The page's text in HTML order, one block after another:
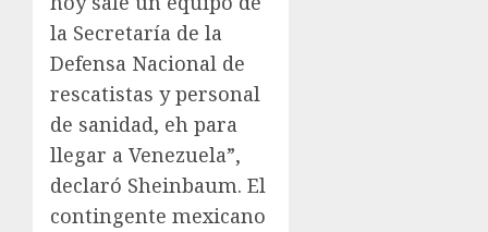
la Secretaría de la
Defensa Nacional de
rescatistas y personal
de sanidad, eh para
llegar a Venezuela”,
declaró Sheinbaum. El
contingente mexicano